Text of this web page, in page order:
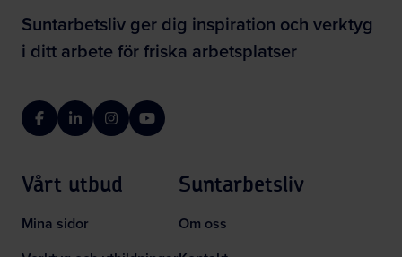
Suntarbetsliv ger dig inspiration och verktyg
i ditt arbete för friska arbetsplatser
FacebookLinkedInInstagramYouTube
Vårt utbud
Mina sidor
Suntarbetsliv
Om oss